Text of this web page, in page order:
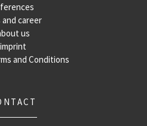
and career
us
imprint
and Conditions